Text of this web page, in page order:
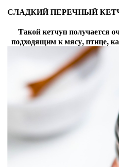
СЛАДКИЙ ПЕРЕЧНЫЙ
Такой кетчуп получается
подходящим к мясу, птице,